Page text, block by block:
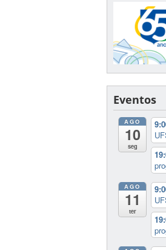
Eventos
AGO
10
seg
AGO
11
ter